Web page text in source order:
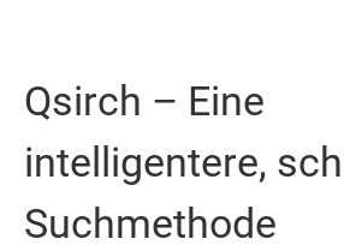
Qsirch – Eine
intelligentere,
Suchmethode